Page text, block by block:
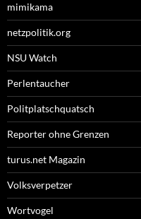
mimikama
netzpolitik.org
NSU Watch
Perlentaucher
Politplatschquatsch
Reporter ohne Grenzen
turus.net Magazin
Volksverpetzer
Wortvogel